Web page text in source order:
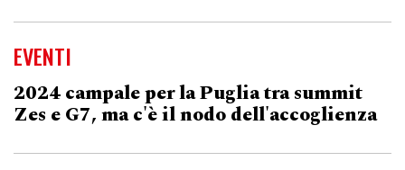
EVENTI
2024 campale per la Puglia tra summit
Zes e G7, ma c'è il nodo dell'accoglienza